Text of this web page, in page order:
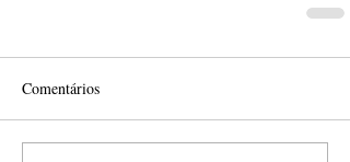
Comentários